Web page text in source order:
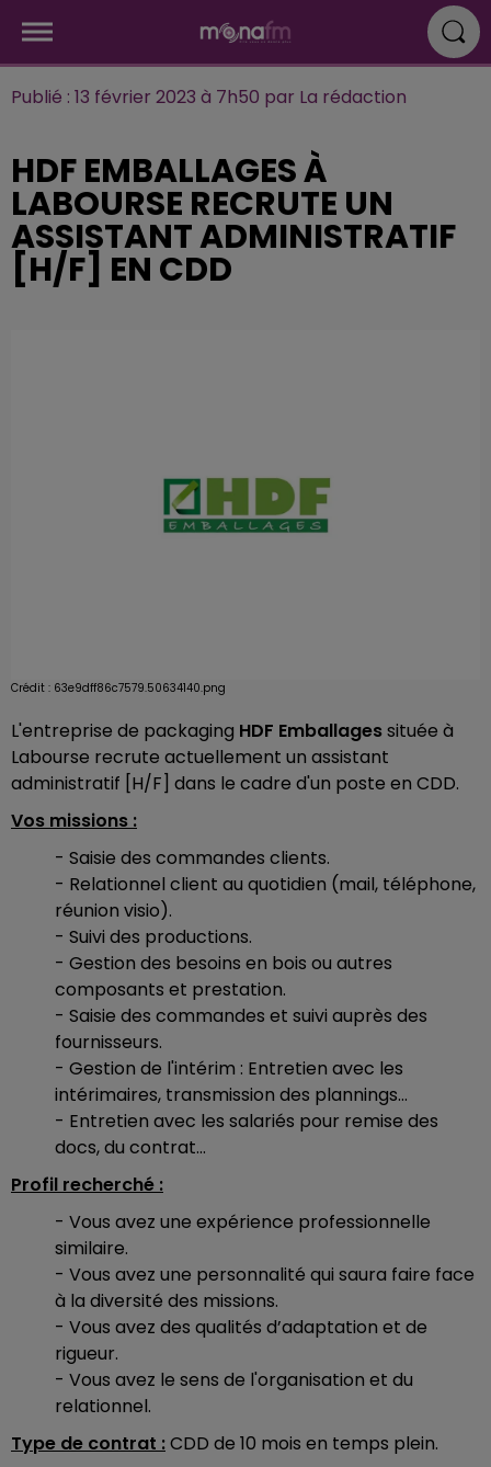
Publié : 13 février 2023 à 7h50 par La rédaction
HDF EMBALLAGES À
LABOURSE RECRUTE UN
ASSISTANT ADMINISTRATIF
[H/F] EN CDD
Crédit : 63e9dff86c7579.50634140.png
L'entreprise de packaging HDF Emballagessituée à
Labourse recrute actuellement un assistant
administratif [H/F] dans le cadre d'un poste en CDD.
Vos missions :
- Saisie des commandes clients.
- Relationnel client au quotidien (mail, téléphone,
réunion visio).
- Suivi des productions.
- Gestion des besoins en bois ou autres
composants et prestation.
- Saisie des commandes et suivi auprès des
fournisseurs.
- Gestion de l'intérim : Entretien avec les
intérimaires, transmission des plannings...
- Entretien avec les salariés pour remise des
docs, du contrat...
Profil recherché :
- Vous avez une expérience professionnelle
similaire.
- Vous avez une personnalité qui saura faire face
à la diversité des missions.
- Vous avez des qualités d’adaptation et de
rigueur.
- Vous avez le sens de l'organisation et du
relationnel.
Type de contrat :CDD de 10 mois en temps plein.